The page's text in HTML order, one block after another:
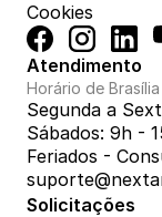
Cookies
Atendimento
Horário de
Segunda a
Sábados: 9h -
Feriados -
Solicitações